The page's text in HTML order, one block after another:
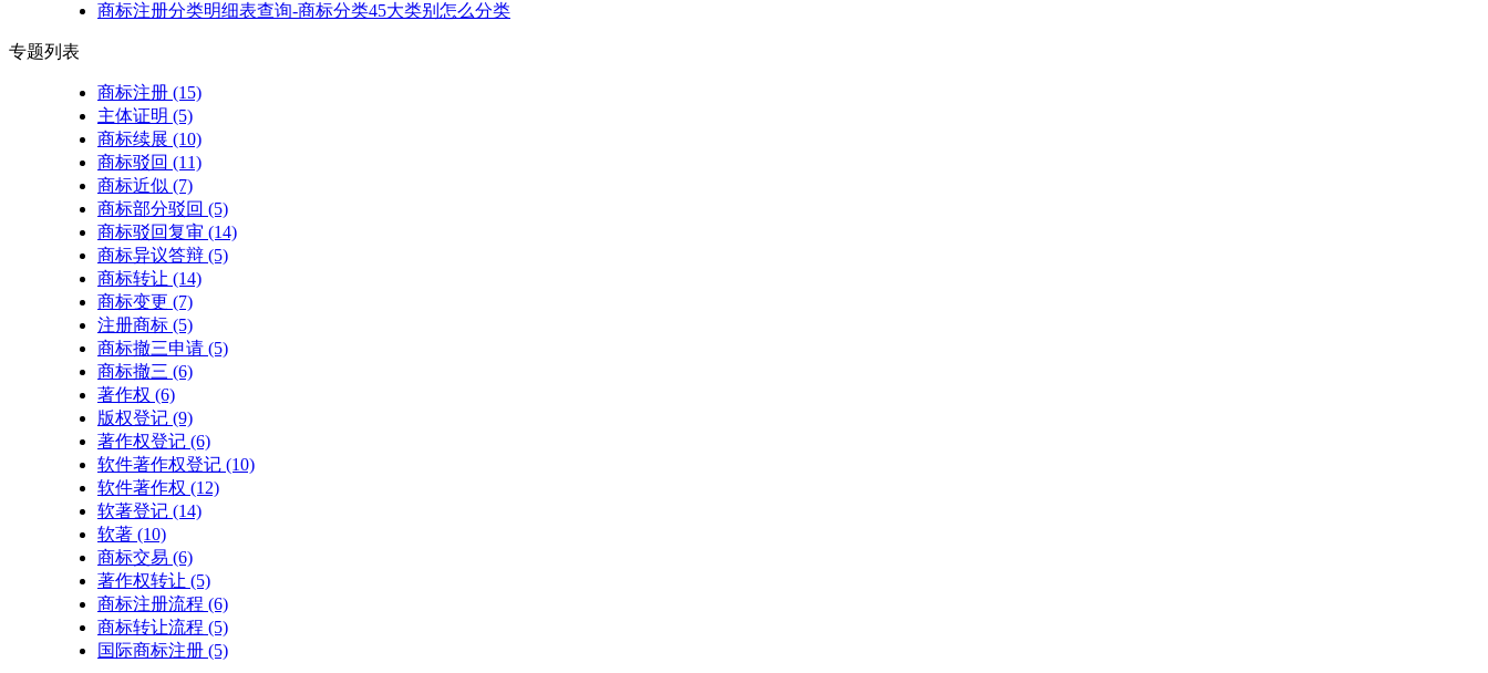
商标注册分类明细表查询-商标分类45大类别怎么分类
专题列表
商标注册 (15)
主体证明 (5)
商标续展 (10)
商标驳回 (11)
商标近似 (7)
商标部分驳回 (5)
商标驳回复审 (14)
商标异议答辩 (5)
商标转让 (14)
商标变更 (7)
注册商标 (5)
商标撤三申请 (5)
商标撤三 (6)
著作权 (6)
版权登记 (9)
著作权登记 (6)
软件著作权登记 (10)
软件著作权 (12)
软著登记 (14)
软著 (10)
商标交易 (6)
著作权转让 (5)
商标注册流程 (6)
商标转让流程 (5)
国际商标注册 (5)